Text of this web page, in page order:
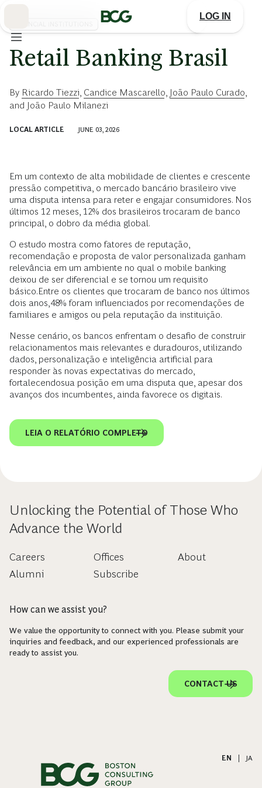
LOG IN
Retail Banking Brasil
By Ricardo Tiezzi Candice Mascarello João Paulo Curado
and João Paulo Milanezi
LOCAL ARTICLE JUNE 03, 2026
Em um contexto de alta mobilidade de clientes e crescente
pressão competitiva, o mercado bancário brasileiro vive
uma disputa intensa para reter e engajar consumidores. Nos
últimos 12 meses, 12% dos brasileiros trocaram de banco
principal, o dobro da média global.
O estudo mostra como fatores de reputação,
recomendação e proposta de valor personalizada ganham
relevância em um ambiente no qual o mobile banking
deixou de ser diferencial e se tornou um requisito
básico.Entre os clientes que trocaram de banco nos últimos
dois anos,48% foram influenciados por recomendações de
familiares e amigos ou pela reputação da instituição.
Nesse cenário, os bancos enfrentam o desafio de construir
relacionamentos mais relevantes e duradouros, utilizando
dados, personalização e inteligência artificial para
responder às novas expectativas do mercado,
fortalecendosua posição em uma disputa que, apesar dos
avanços dos incumbentes, ainda favorece os digitais.
LEIA O RELATÓRIO COMPLETO
Unlocking the Potential of Those Who
Advance the World
Careers
Alumni
Offices
Subscribe
About
How can we assist you?
We value the opportunity to connect with you. Please submit your
inquiries and feedback, and our experienced professionals are
ready to assist you.
CONTACT US
EN JA